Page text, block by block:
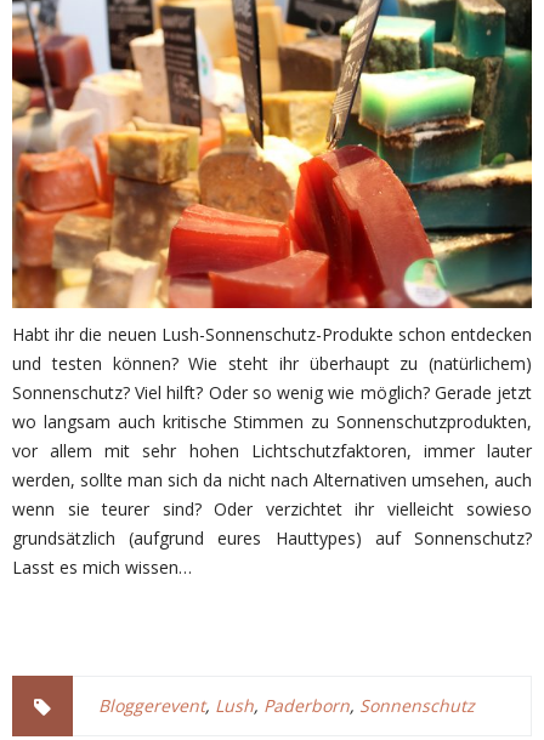
Habt ihr die neuen Lush-Sonnenschutz-Produkte schon entdecken
und testen können? Wie steht ihr überhaupt zu (natürlichem)
Sonnenschutz? Viel hilft? Oder so wenig wie möglich? Gerade jetzt
wo langsam auch kritische Stimmen zu Sonnenschutzprodukten,
vor allem mit sehr hohen Lichtschutzfaktoren, immer lauter
werden, sollte man sich da nicht nach Alternativen umsehen, auch
wenn sie teurer sind? Oder verzichtet ihr vielleicht sowieso
grundsätzlich (aufgrund eures Hauttypes) auf Sonnenschutz?
Lasst es mich wissen…
Bloggerevent, Lush, Paderborn, Sonnenschutz